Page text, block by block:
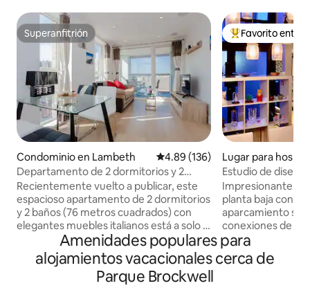
Superanfitrión
Superanfitrión
Condominio en Lambeth Calificación promedio: 4.89 de
4.89 (136)
Departamento de 2 dormitorios y 2
baños en Brixton Station/O2 para 7
personas
Recientemente vuelto a publicar, este
espacioso apartamento de 2 dormitorios
y 2 baños (76 metros cuadrados) con
elegantes muebles italianos está a solo 5
minutos (!) a pie de la estación de Brixton
(Zona 2) y justo al lado de la icónica
Academia O2. Con capacidad para 7
huéspedes con 4 camas de espuma
De los mejores
Favorito entre
Lugar para
erne Hill
Estudio de
jardín privado.
Impresionante
planta baja con
aparcamiento seguro.
conexiones de
partes del centro
minutos a pie del
El dormitorio del
Amenidades populares para
alojamientos vacacionales cerca de
Parque Brockwell